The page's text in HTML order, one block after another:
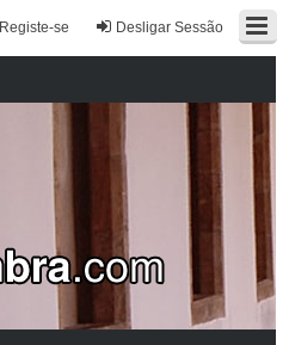
Desligar Sessão
Registe-se